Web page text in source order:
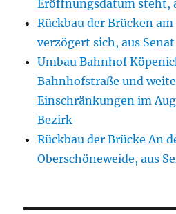
Eröffnungsdatum steht,
Rückbau der Brücken
verzögert sich, aus Senat
Umbau Bahnhof
Bahnhofstraße und
Einschränkungen im
Bezirk
Rückbau der Brücke An
Oberschöneweide, aus